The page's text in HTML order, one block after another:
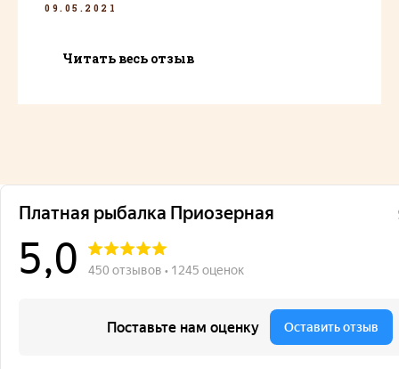
09.05.2021
Читать весь отзыв